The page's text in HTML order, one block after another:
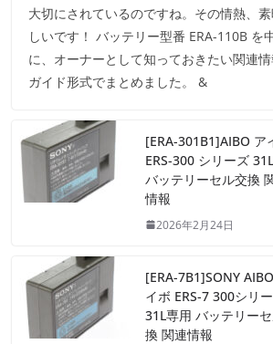
大切にされているのですね。その情熱、素
しいです！ バッテリー型番 ERA-110B を
に、オーナーとして知っておきたい関連
ガイド形式でまとめました。 &
[ERA-301B1]AIBO ア
ERS-300 シリーズ
バッテリーセル交換
情報
2026年2月24日
[ERA-7B1]SONY
イボ ERS-7 300シリ
31L専用 バッテリー
換 関連情報